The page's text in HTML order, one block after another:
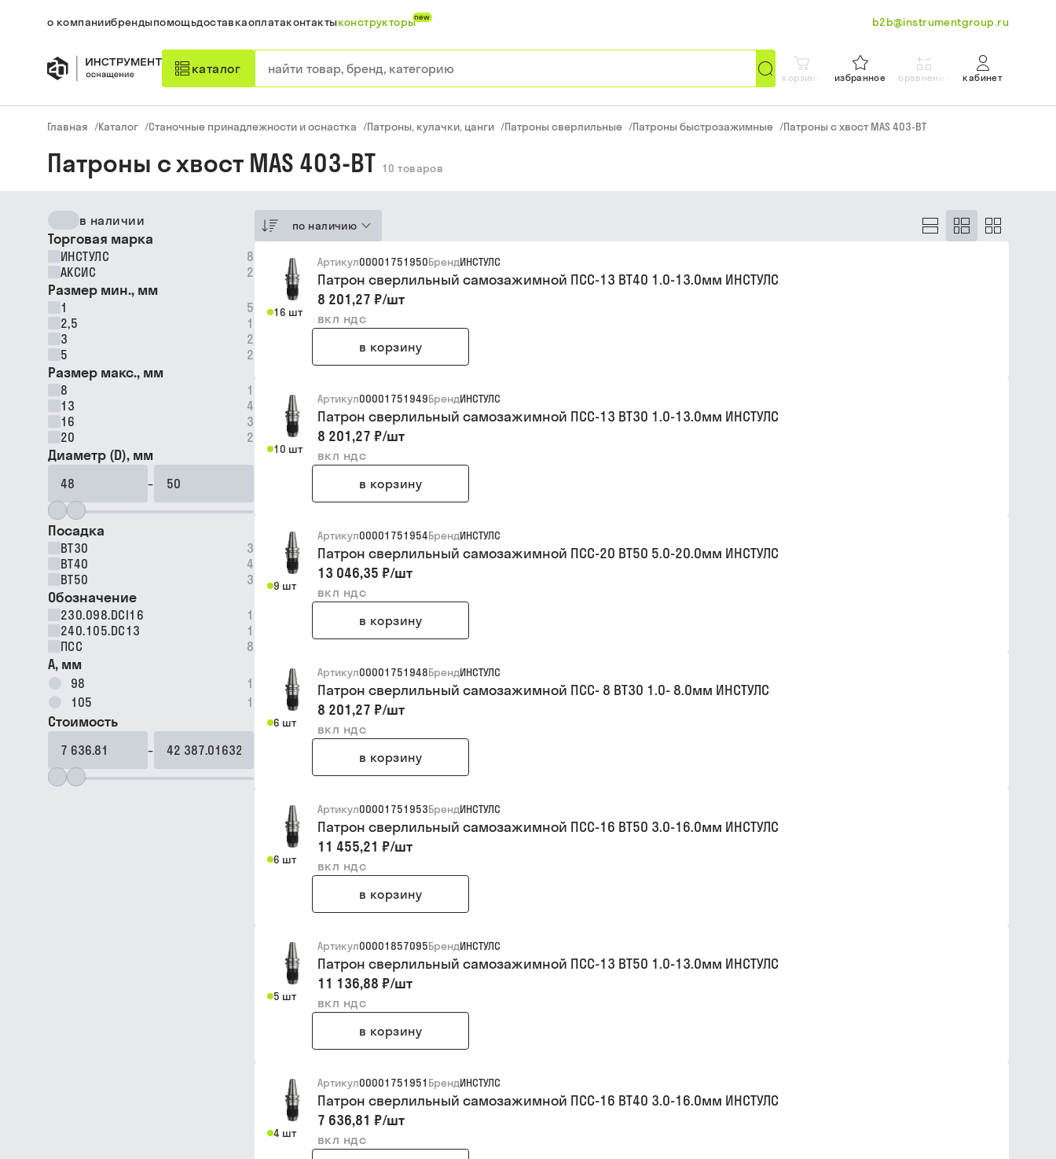
о компаниибрендыпомощьдоставкаоплатаконтактыконструкторыnew b2b@instrumentgroup.ru
каталог
корзина избранное сравнение кабинет
Главная /Каталог /Станочные принадлежности и оснастка /Патроны, кулачки, цанги /Патроны сверлильные /Патроны быстрозажимные /Патроны с хвост MAS 403-BT
Патроны с хвост MAS 403-BT 10 товаров
в наличии
Торговая марка
ИНСТУЛС
8
АКСИС
2
Размер мин., мм
1
5
2,5
1
3
2
5
2
Размер макс., мм
8
1
13
4
16
3
20
2
Диаметр (D), мм
–
Посадка
BT30
3
BT40
4
BT50
3
Обозначение
230.098.DCI16
1
240.105.DC13
1
ПСС
8
A, мм
98
1
105
1
Стоимость
–
по наличию
16 шт
Артикул00001751950БрендИНСТУЛС
Патрон сверлильный самозажимной ПСС-13 BT40 1.0-13.0мм ИНСТУЛС
8 201,27 ₽/шт
вкл ндс
в корзину
10 шт
Артикул00001751949БрендИНСТУЛС
Патрон сверлильный самозажимной ПСС-13 BT30 1.0-13.0мм ИНСТУЛС
8 201,27 ₽/шт
вкл ндс
в корзину
9 шт
Артикул00001751954БрендИНСТУЛС
Патрон сверлильный самозажимной ПСС-20 BT50 5.0-20.0мм ИНСТУЛС
13 046,35 ₽/шт
вкл ндс
в корзину
6 шт
Артикул00001751948БрендИНСТУЛС
Патрон сверлильный самозажимной ПСС- 8 BT30 1.0- 8.0мм ИНСТУЛС
8 201,27 ₽/шт
вкл ндс
в корзину
6 шт
Артикул00001751953БрендИНСТУЛС
Патрон сверлильный самозажимной ПСС-16 BT50 3.0-16.0мм ИНСТУЛС
11 455,21 ₽/шт
вкл ндс
в корзину
5 шт
Артикул00001857095БрендИНСТУЛС
Патрон сверлильный самозажимной ПСС-13 BT50 1.0-13.0мм ИНСТУЛС
11 136,88 ₽/шт
вкл ндс
в корзину
4 шт
Артикул00001751951 БрендИНСТУЛС
Патрон сверлильный самозажимной ПСС-16 BT40 3.0-16.0мм ИНСТУЛС
7 636,81 ₽/шт
вкл ндс